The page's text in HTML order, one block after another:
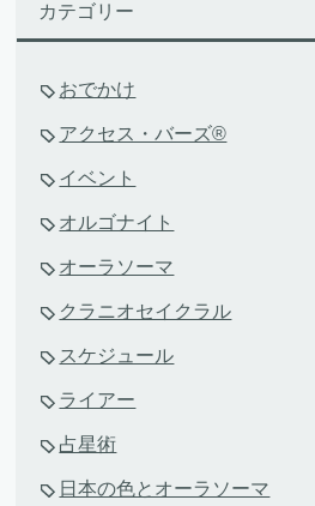
カテゴリー
おでかけ
アクセス・バーズ®
イベント
オルゴナイト
オーラソーマ
クラニオセイクラル
スケジュール
ライアー
占星術
日本の色とオーラソーマ